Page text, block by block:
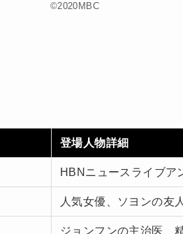
©︎2020MBC
登場人物詳細
HBNニュースライブア
人気女優、ソヨンの友人
ジョンフンの主治医、